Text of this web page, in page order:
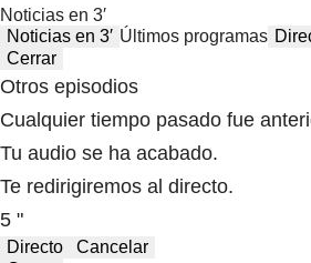
Noticias en 3′
Noticias en 3′ Últimos programas
Cerrar
Otros episodios
Cualquier tiempo pasado fue
Tu audio se ha acabado.
Te redirigiremos al directo.
5 "
Directo
Cancelar